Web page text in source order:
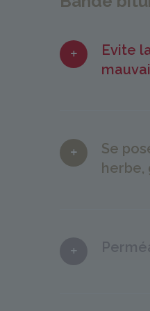
Evite
Se
herbe,